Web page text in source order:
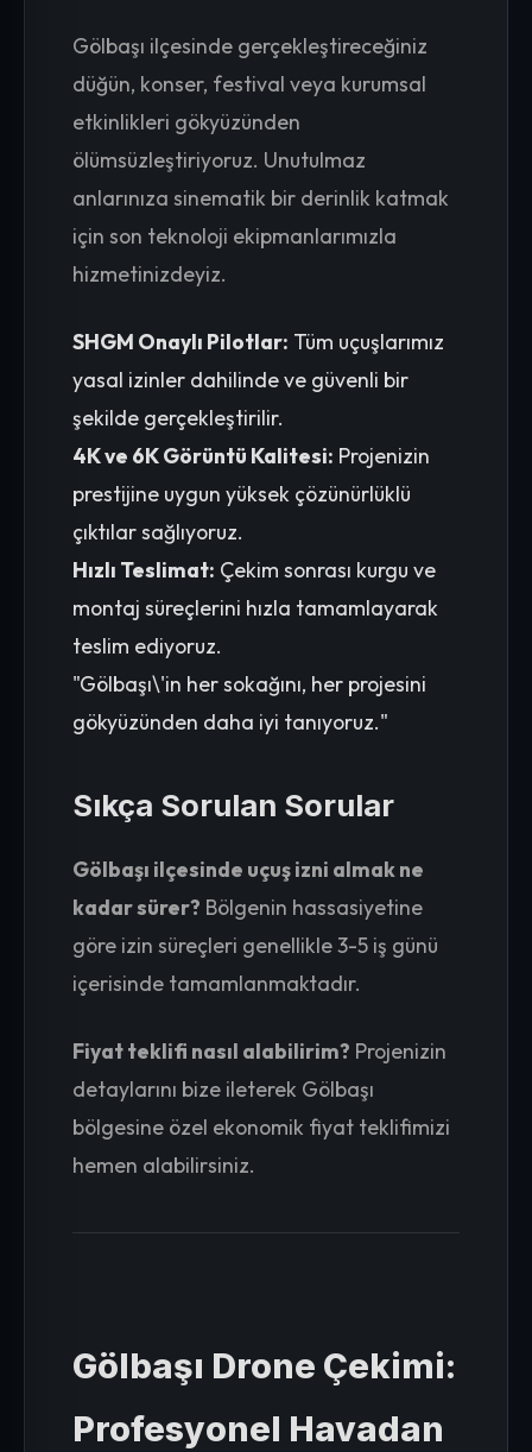
Gölbaşı ilçesinde gerçekleştireceğiniz
düğün, konser, festival veya kurumsal
etkinlikleri gökyüzünden
ölümsüzleştiriyoruz. Unutulmaz
anlarınıza sinematik bir derinlik katmak
için son teknoloji ekipmanlarımızla
hizmetinizdeyiz.
SHGM Onaylı Pilotlar: Tüm uçuşlarımız
yasal izinler dahilinde ve güvenli bir
şekilde gerçekleştirilir.
4K ve 6K Görüntü Kalitesi: Projenizin
prestijine uygun yüksek çözünürlüklü
çıktılar sağlıyoruz.
Hızlı Teslimat: Çekim sonrası kurgu ve
montaj süreçlerini hızla tamamlayarak
teslim ediyoruz.
"Gölbaşı\'in her sokağını, her projesini
gökyüzünden daha iyi tanıyoruz."
Sıkça Sorulan Sorular
Gölbaşı ilçesinde uçuş izni almak ne
kadar sürer? Bölgenin hassasiyetine
göre izin süreçleri genellikle 3-5 iş günü
içerisinde tamamlanmaktadır.
Fiyat teklifi nasıl alabilirim? Projenizin
detaylarını bize ileterek Gölbaşı
bölgesine özel ekonomik fiyat teklifimizi
hemen alabilirsiniz.
Gölbaşı Drone Çekimi:
Profesyonel Havadan